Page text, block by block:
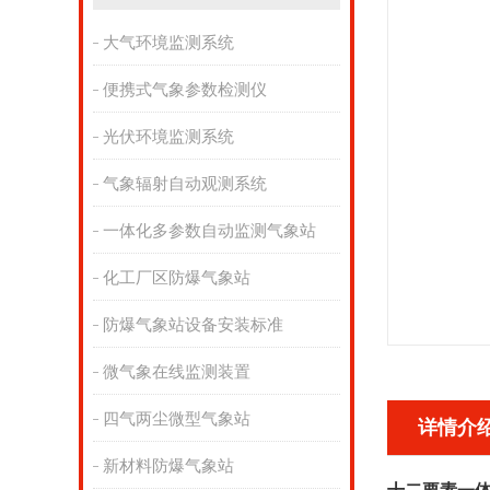
大气环境监测系统
便携式气象参数检测仪
光伏环境监测系统
气象辐射自动观测系统
一体化多参数自动监测气象站
化工厂区防爆气象站
防爆气象站设备安装标准
微气象在线监测装置
四气两尘微型气象站
新材料防爆气象站
详情介